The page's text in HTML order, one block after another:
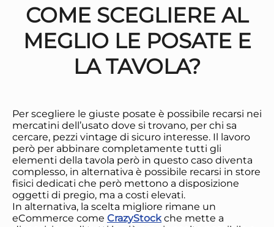
COME SCEGLIERE AL
MEGLIO LE POSATE E
LA TAVOLA?
Per scegliere le giuste posate è possibile recarsi nei
mercatini dell’usato dove si trovano, per chi sa
cercare, pezzi vintage di sicuro interesse. Il lavoro
però per abbinare completamente tutti gli
elementi della tavola però in questo caso diventa
complesso, in alternativa è possibile recarsi in store
fisici dedicati che però mettono a disposizione
oggetti di pregio, ma a costi elevati.
In alternativa, la scelta migliore rimane un
eCommerce come CrazyStockche mette a